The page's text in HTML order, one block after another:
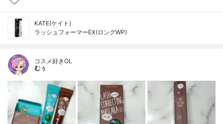
KATE(ケイト)
ラッシュフォーマーEX(ロングWP)
コスメ好きOL
むぅ